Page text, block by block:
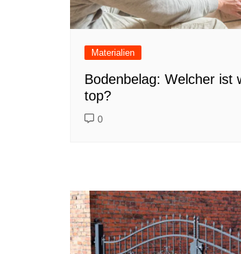
Materialien
Bodenbelag: Welcher ist
top?
0